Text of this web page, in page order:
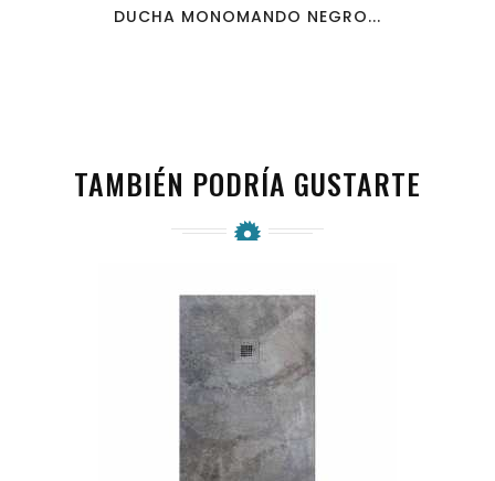
DUCHA MONOMANDO NEGRO...
TAMBIÉN PODRÍA GUSTARTE